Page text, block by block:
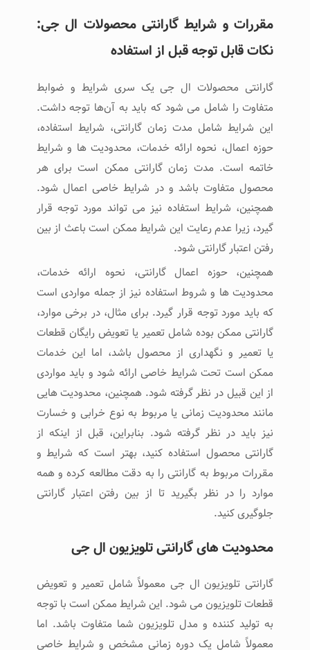
مقررات و شرایط گارانتی محصولات ال جی:
نکات قابل توجه قبل از استفاده
گارانتی محصولات ال جی یک سری شرایط و ضوابط
متفاوت را شامل می شود که باید به آن‌ها توجه داشت.
این شرایط شامل مدت زمان گارانتی، شرایط استفاده،
حوزه اعمال، نحوه ارائه خدمات، محدودیت ‌ها و شرایط
خاتمه است. مدت زمان گارانتی ممکن است برای هر
محصول متفاوت باشد و در شرایط خاصی اعمال شود.
همچنین، شرایط استفاده نیز می ‌تواند مورد توجه قرار
گیرد، زیرا عدم رعایت این شرایط ممکن است باعث از بین
رفتن اعتبار گارانتی شود.
همچنین، حوزه اعمال گارانتی، نحوه ارائه خدمات،
محدودیت ‌ها و شروط‌ استفاده نیز از جمله مواردی است
که باید مورد توجه قرار گیرد. برای مثال، در برخی موارد،
گارانتی ممکن بوده شامل تعمیر یا تعویض رایگان قطعات
یا تعمیر و نگهداری از محصول باشد، اما این خدمات
ممکن است تحت شرایط خاصی ارائه شود و باید مواردی
از این قبیل در نظر گرفته شود. همچنین، محدودیت ‌هایی
مانند محدودیت زمانی یا مربوط به نوع خرابی و خسارت
نیز باید در نظر گرفته شود. بنابراین، قبل از اینکه از
گارانتی محصول استفاده کنید، بهتر است که شرایط و
مقررات مربوط به گارانتی را به دقت مطالعه کرده و همه
موارد را در نظر بگیرید تا از بین رفتن اعتبار گارانتی
جلوگیری کنید.
محدودیت ‌های گارانتی تلویزیون ال جی
گارانتی تلویزیون ال جی معمولاً شامل تعمیر و تعویض
قطعات تلویزیون می ‌شود. این شرایط ممکن است با توجه
به تولید کننده و مدل تلویزیون شما متفاوت باشد. اما
معمولاً شامل یک دوره زمانی مشخص و شرایط خاصی